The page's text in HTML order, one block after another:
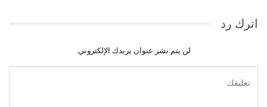
اترك رد
لن يتم نشر عنوان بريدك الإلكتروني.